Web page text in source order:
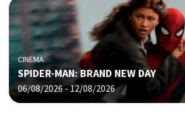
CINEMA
SPIDER-MAN: BRAND NEW DAY
06/08/2026 - 12/08/2026